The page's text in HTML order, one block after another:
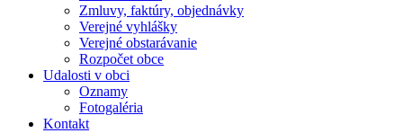
Zmluvy, faktúry, objednávky
Verejné vyhlášky
Verejné obstarávanie
Rozpočet obce
Udalosti v obci
Oznamy
Fotogaléria
Kontakt